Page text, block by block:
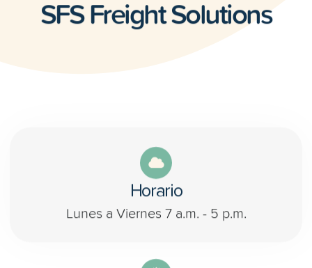
SFS Freight Solutions
Horario
Lunes a Viernes 7 a.m. - 5 p.m.